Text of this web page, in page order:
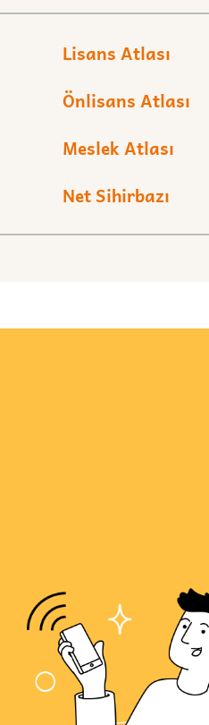
Lisans Atlası
Önlisans Atlası
Meslek Atlası
Net Sihirbazı